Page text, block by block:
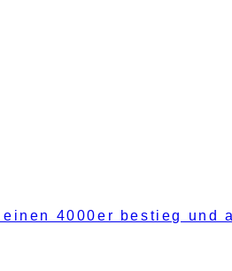
4000er bestieg und